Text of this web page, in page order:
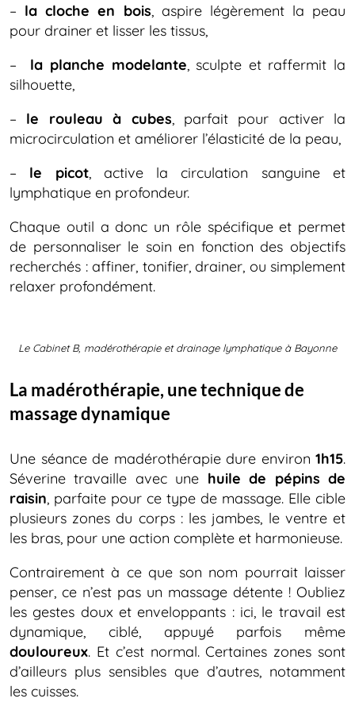
– la cloche en bois, aspire légèrement la peau
pour drainer et lisser les tissus,
– la planche modelante, sculpte et raffermit la
silhouette,
– le rouleau à cubes, parfait pour activer la
microcirculation et améliorer l’élasticité de la peau,
– le picot, active la circulation sanguine et
lymphatique en profondeur.
Chaque outil a donc un rôle spécifique et permet
de personnaliser le soin en fonction des objectifs
recherchés : affiner, tonifier, drainer, ou simplement
relaxer profondément.
Le Cabinet B, madérothérapie et drainage lymphatique à Bayonne
La madérothérapie, une technique de
massage dynamique
Une séance de madérothérapie dure environ 1h15.
Séverine travaille avec une huile de pépins de
raisin, parfaite pour ce type de massage. Elle cible
plusieurs zones du corps : les jambes, le ventre et
les bras, pour une action complète et harmonieuse.
Contrairement à ce que son nom pourrait laisser
penser, ce n’est pas un massage détente ! Oubliez
les gestes doux et enveloppants : ici, le travail est
dynamique, ciblé, appuyé parfois même
douloureux. Et c’est normal. Certaines zones sont
d’ailleurs plus sensibles que d’autres, notamment
les cuisses.